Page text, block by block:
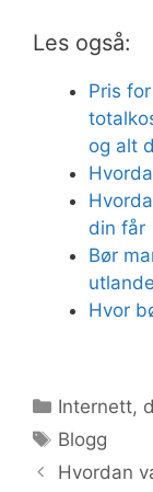
Les også:
Pris
og alt
din får
Bør
Hvor
Kategorier
Internett,
Stikkord
Blogg
Hvordan